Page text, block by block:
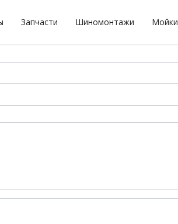
Запчасти Шиномонтажи Мойки